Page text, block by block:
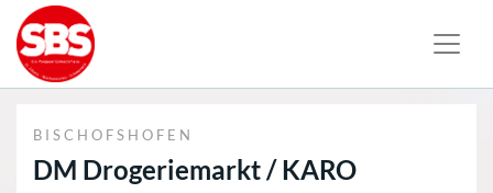
BISCHOFSHOFEN
DM Drogeriemarkt / KARO